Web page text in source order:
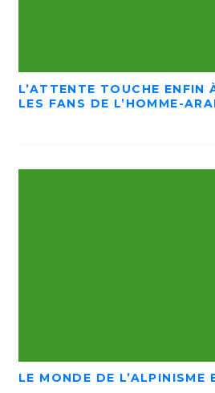
L’ATTENTE TOUCHE ENFIN
LES FANS DE L’HOMME-
LE MONDE DE L’ALPINISME